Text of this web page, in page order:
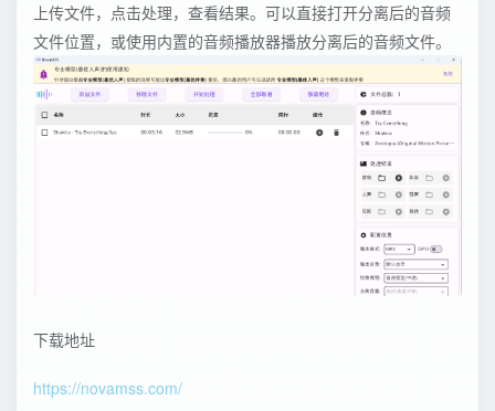
上传文件，点击处理，查看结果。可以直接打开分离后的音频
文件位置，或使用内置的音频播放器播放分离后的音频文件。
下载地址
https://novamss.com/